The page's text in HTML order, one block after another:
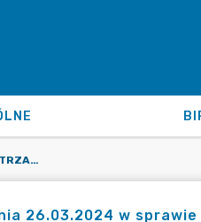
ZARZĄDZENIE NR 14.2024 BURMISTRZA MIASTA ZAWIDÓW Z DNIA 26.03.2024 W SPRAWIE POWOŁANIA ZESPOŁU ZADANIOWEGO DO REALIZACJI PROJEKTU PN. „BUDOWA SYSTEMU INFORMACJI PRZESTRZENNEJ W PÓŁNOCNO-ZACHODNIEJ CZĘŚCI WOJEWÓDZTWA DOLNOŚLĄSKIEGO - II ETAP”
26.03.2024 w sprawie